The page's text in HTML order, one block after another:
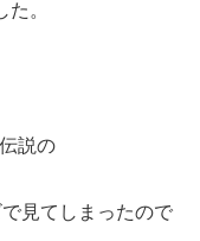
。
説の
見てしまったので